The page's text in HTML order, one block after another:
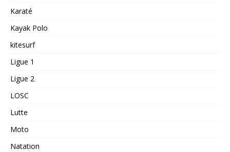
Karaté
Kayak Polo
kitesurf
Ligue 1
Ligue 2
LOSC
Lutte
Moto
Natation